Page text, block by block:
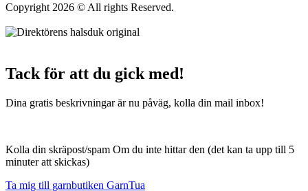
Copyright 2026 © All rights Reserved.
Tack för att du gick med!
Dina gratis beskrivningar är nu påväg, kolla din mail inbox!
Kolla din skräpost/spam Om du inte hittar den (det kan ta upp till 5
minuter att skickas)
Ta mig till garnbutiken GarnTua